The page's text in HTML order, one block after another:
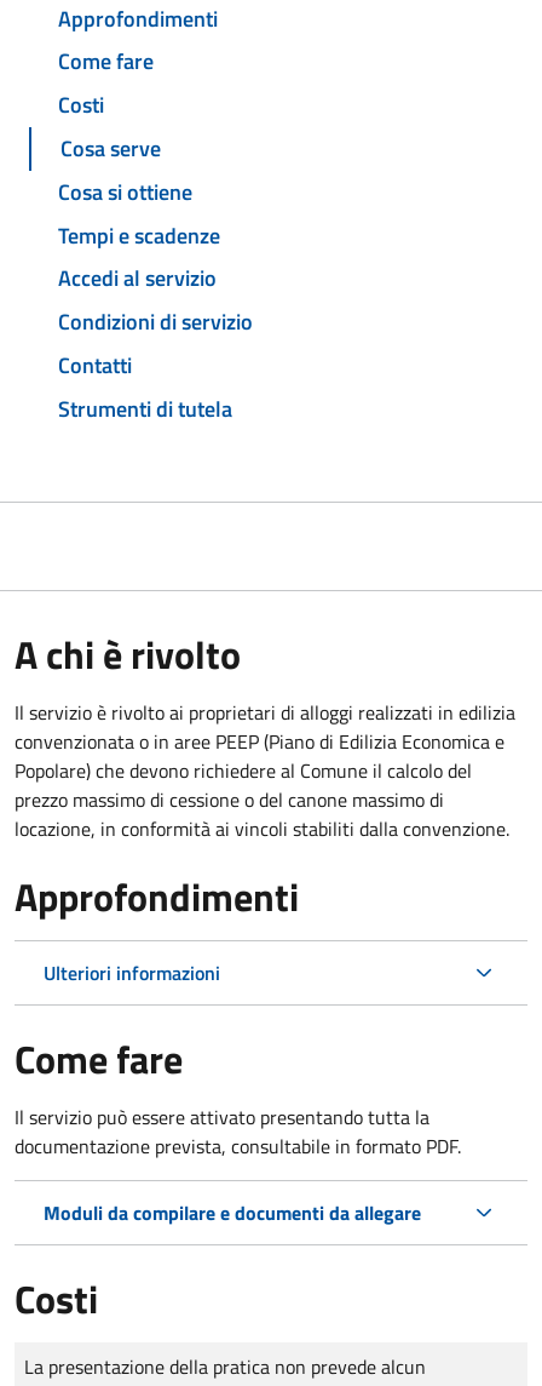
Approfondimenti
Come fare
Costi
Cosa serve
Cosa si ottiene
Tempi e scadenze
Accedi al servizio
Condizioni di servizio
Contatti
Strumenti di tutela
A chi è rivolto
Il servizio è rivolto ai proprietari di alloggi realizzati in edilizia
convenzionata o in aree PEEP (Piano di Edilizia Economica e
Popolare) che devono richiedere al Comune il calcolo del
prezzo massimo di cessione o del canone massimo di
locazione, in conformità ai vincoli stabiliti dalla convenzione.
Approfondimenti
Ulteriori informazioni
Come fare
Il servizio può essere attivato presentando tutta la
documentazione prevista, consultabile in formato PDF.
Moduli da compilare e documenti da allegare
Costi
Tipo di pagamento
Importo
La presentazione della pratica non prevede alcun